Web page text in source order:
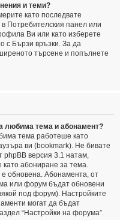
и теми?
като последвате
Потребителския панел или
Ви или като изберете
с Бързи връзки. За да
търсене и попълнете
любима тема и абонамент?
тема работеше като
ви (bookmark). Не бивате
phpBB версия 3.1 натам,
абониране за тема.
обновена. Абонамента, от
или форум бъдат обновени
под форум). Настройките
могат да бъдат
“Настройки на форума”.